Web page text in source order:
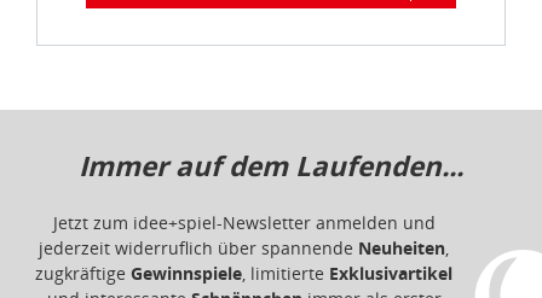
Immer auf dem Laufenden...
Jetzt zum idee+spiel-Newsletter anmelden und
jederzeit widerruflich über spannende Neuheiten,
zugkräftige Gewinnspiele, limitierte Exklusivartikel